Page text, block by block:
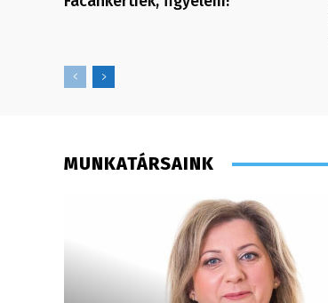
MUNKATÁRSAINK